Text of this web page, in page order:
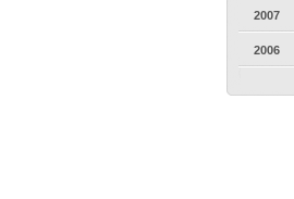
2007
2006